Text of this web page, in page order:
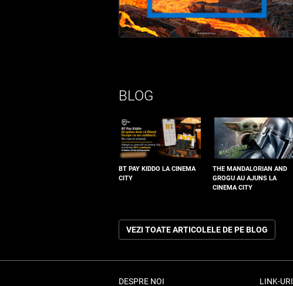
BLOG
BT PAY KIDDO LA CINEMA
CITY
THE MANDALORIAN AND
GROGU AU AJUNS LA
CINEMA CITY
VEZI TOATE ARTICOLELE DE PE BLOG
DESPRE NOI LINK-URI